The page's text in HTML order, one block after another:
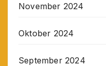
November 2024
Oktober 2024
September 2024